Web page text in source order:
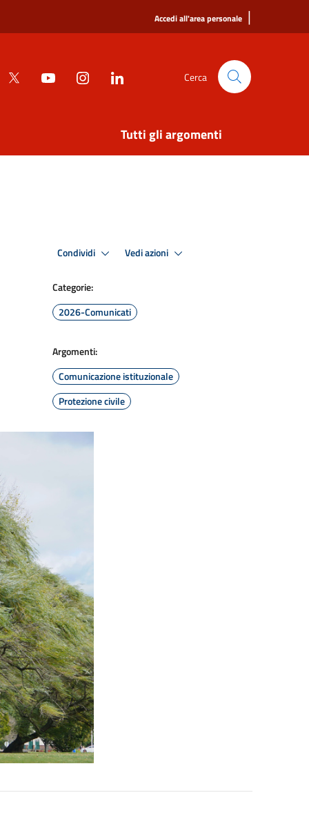
Accedi all'area personale |
Cerca
Tutti gli argomenti
Condividi Vedi azioni
Categorie:
2026-Comunicati
Argomenti:
Comunicazione istituzionale
Protezione civile